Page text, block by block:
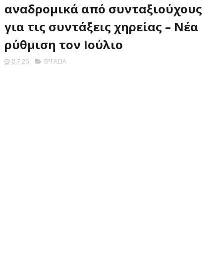
αναδρομικά από συνταξιούχους
για τις συντάξεις χηρείας – Νέα
ρύθμιση τον Ιούλιο
8.7.26 ΕΡΓΑΣΙΑ